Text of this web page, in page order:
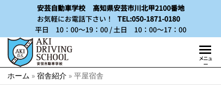
安芸自動車学校
高知県安芸市川北甲2100番地
お気軽にお電話下さい！
TEL:050-1871-0180
平日 10：00～19：00 / 土日 10：00～17：00
知
い！
安
メニュ
ー
ホーム » 宿舎紹介 » 平屋宿舎